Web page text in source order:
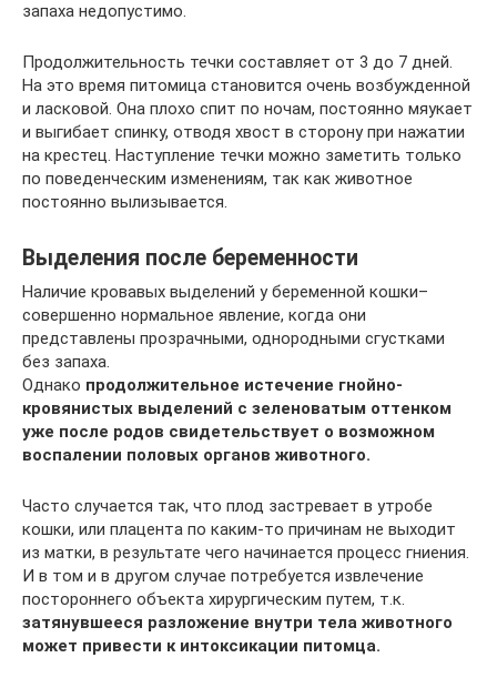
запаха недопустимо.
Продолжительность течки составляет от 3 до 7 дней.
На это время питомица становится очень возбужденной
и ласковой. Она плохо спит по ночам, постоянно мяукает
и выгибает спинку, отводя хвост в сторону при нажатии
на крестец. Наступление течки можно заметить только
по поведенческим изменениям, так как животное
постоянно вылизывается.
Выделения после беременности
Наличие кровавых выделений у беременной кошки–
совершенно нормальное явление, когда они
представлены прозрачными, однородными сгустками
без запаха.
Однако продолжительное истечение гнойно-
кровянистых выделений с зеленоватым оттенком
уже после родов свидетельствует о возможном
воспалении половых органов животного.
Часто случается так, что плод застревает в утробе
кошки, или плацента по каким-то причинам не выходит
из матки, в результате чего начинается процесс гниения.
И в том и в другом случае потребуется извлечение
постороннего объекта хирургическим путем, т.к.
затянувшееся разложение внутри тела животного
может привести к интоксикации питомца.